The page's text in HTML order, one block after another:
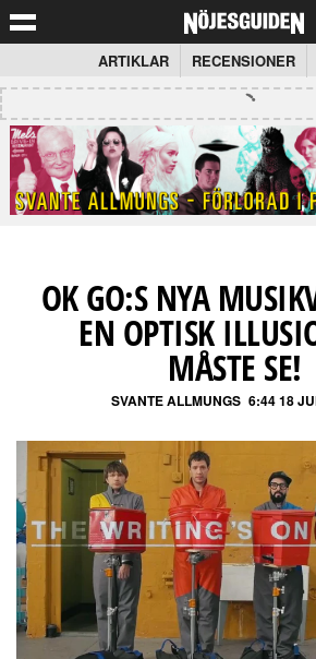
ARTIKLAR RECENSIONER
OK GO:S NYA
EN OPTISK
MÅSTE SE!
SVANTE ALLMUNGS 6:44 18